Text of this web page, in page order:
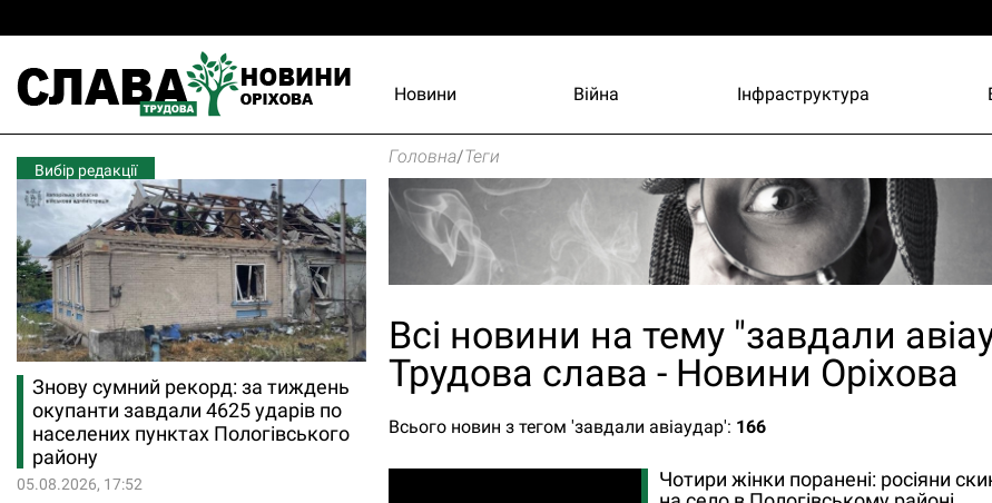
Новини Війна Інфраструктура
Вибір редакції
Знову сумний рекорд: за тиждень
окупанти завдали 4625 ударів по
населених пунктах Пологівського
району
05.08.2026, 17:52
Головна/Теги
Всі новини на тему "завдали
Трудова слава - Новини Оріхова
Всього новин з тегом 'завдали авіаудар': 166
Чотири жінки поранені: росіяни